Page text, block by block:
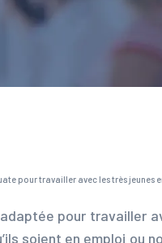
pour travailler avec les très jeunes
pour
soient en emploi ou